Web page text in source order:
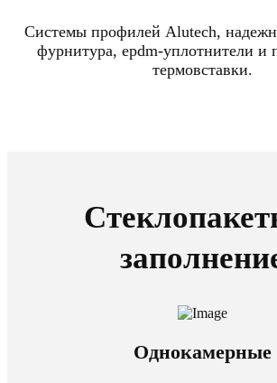
Системы профилей Alutech,
фурнитура, epdm-уплотнители и
термовставки.
Однокамерные